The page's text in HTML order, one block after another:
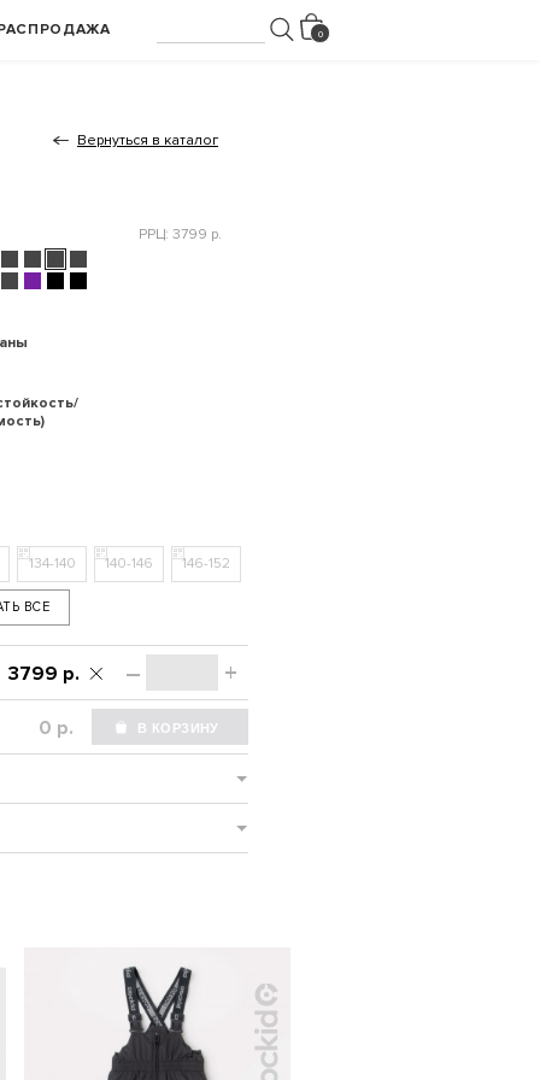
Вернуться в каталог
РРЦ: 3799 р.
134-140 140-146 146-152
ВСЕ
– +
3799 р.
р.